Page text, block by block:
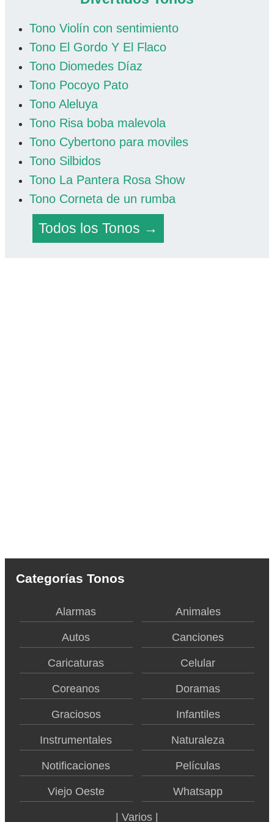
Tono Violín con sentimiento
Tono El Gordo Y El Flaco
Tono Diomedes Díaz
Tono Pocoyo Pato
Tono Aleluya
Tono Risa boba malevola
Tono Cybertono para moviles
Tono Silbidos
Tono La Pantera Rosa Show
Tono Corneta de un rumba
Todos los Tonos →
Categorías Tonos
Alarmas Animales
Autos Canciones
Caricaturas Celular
Coreanos Doramas
Graciosos Infantiles
Instrumentales Naturaleza
Notificaciones Películas
Viejo Oeste Whatsapp
| Varios |